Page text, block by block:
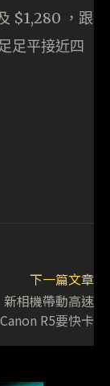
$1,280 ，跟
足平接近四
下一篇文章
新相機帶動高速
R5要快卡